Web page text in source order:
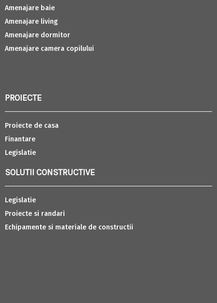
Amenajare baie
Amenajare living
Amenajare dormitor
Amenajare camera copilului
PROIECTE
Proiecte de casa
Finantare
Legislatie
SOLUTII CONSTRUCTIVE
Legislatie
Proiecte si randari
Echipamente si materiale de constructii